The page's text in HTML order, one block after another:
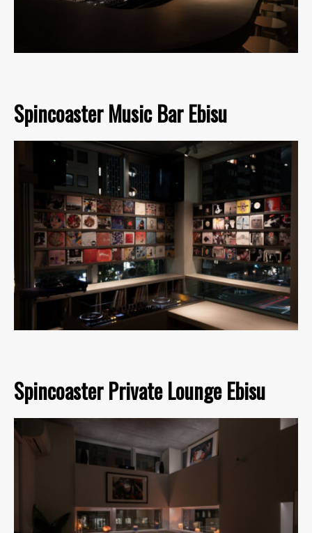
Spincoaster Music Bar Ebisu
Spincoaster Private Lounge Ebisu